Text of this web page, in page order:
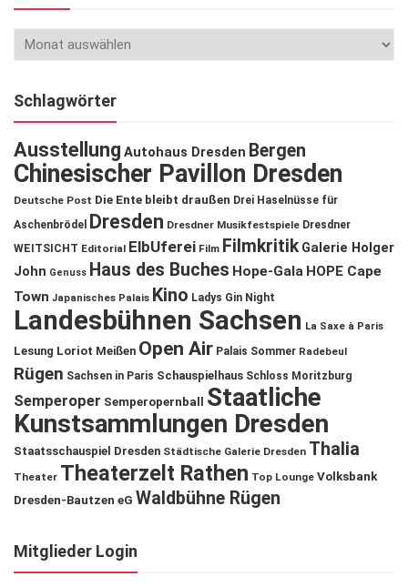
Schlagwörter
Ausstellung Autohaus Dresden Bergen
Chinesischer Pavillon Dresden
Deutsche Post Die Ente bleibt draußen Drei Haselnüsse für
Aschenbrödel
Dresden Dresdner Musikfestspiele Dresdner
WEITSICHT Editorial ElbUferei Film Filmkritik Galerie Holger
John Genuss Haus des Buches Hope-Gala HOPE Cape
Town Japanisches Palais Kino Ladys Gin Night
Landesbühnen Sachsen La Saxe à Paris
Lesung Loriot Meißen Open Air Palais Sommer Radebeul
Rügen Sachsen in Paris Schauspielhaus Schloss Moritzburg
Semperoper Semperopernball
Staatliche
Kunstsammlungen Dresden
Staatsschauspiel Dresden Städtische Galerie Dresden Thalia
Theater Theaterzelt Rathen Top Lounge Volksbank
Dresden-Bautzen eG Waldbühne Rügen
Mitglieder Login